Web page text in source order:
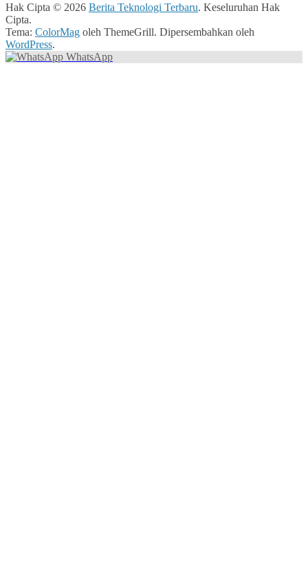
Hak Cipta © 2026 Berita Teknologi Terbaru. Keseluruhan Hak
Cipta.
Tema: ColorMag oleh ThemeGrill. Dipersembahkan oleh
WordPress.
WhatsApp